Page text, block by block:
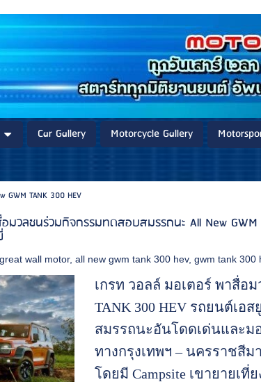
Car Gallery Motorcycle Gallery
GWM TANK 300 HEV
มวลชนร่วมกิจกรรมทดสอบสมรรถนะ All New
great wall motor,all new gwm tank 300 hev,gwm tank 300
เกรท วอลล์ มอเตอร์ พาสื่อ
TANK 300 HEV รถยนต์เอ
สมรรถนะอันโดดเด่นและม
ทางกรุงเทพฯ – นครราชสีม
โดยมี Campsite เขายายเ